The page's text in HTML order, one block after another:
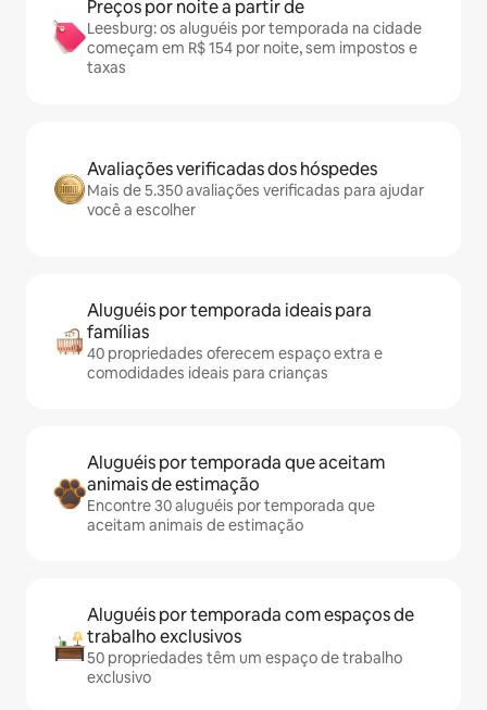
Preços por noite a partir de
Leesburg: os aluguéis por temporada na cidade
começam em R$ 154 por noite, sem impostos e
taxas
Avaliações verificadas dos hóspedes
Mais de 5.350 avaliações verificadas para ajudar
você a escolher
Aluguéis por temporada ideais para
famílias
40 propriedades oferecem espaço extra e
comodidades ideais para crianças
Aluguéis por temporada que aceitam
animais de estimação
Encontre 30 aluguéis por temporada que
aceitam animais de estimação
Aluguéis por temporada com espaços de
trabalho exclusivos
50 propriedades têm um espaço de trabalho
exclusivo